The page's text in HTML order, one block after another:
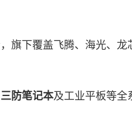
旗下覆盖飞腾、海光、龙
三防笔记本及工业平板等全